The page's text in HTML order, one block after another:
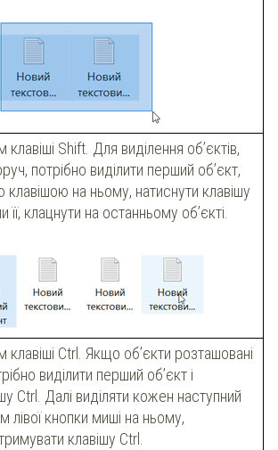
Shift. Для виділення об’єктів,
потрібно виділити перший об’єкт,
клавішою на ньому, натиснути клавішу
її, клацнути на останньому об’єкті.
клавіші Ctrl. Якщо об’єкти розташовані
виділити перший об’єкт і
Ctrl. Далі виділяти кожен наступний
лівої кнопки миші на ньому,
клавішу Ctrl.